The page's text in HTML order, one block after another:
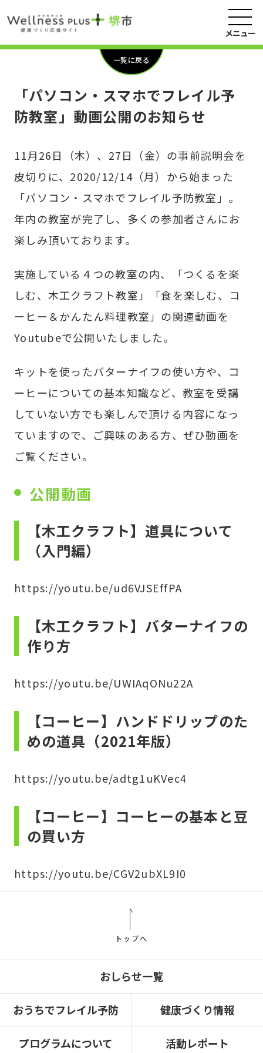
メニュー
一覧に戻る
「パソコン・スマホでフレイル予
防教室」動画公開のお知らせ
11月26日（木）、27日（金）の事前説明会を
皮切りに、2020/12/14（月）から始まった
「パソコン・スマホでフレイル予防教室」。
年内の教室が完了し、多くの参加者さんにお
楽しみ頂いております。
実施している４つの教室の内、「つくるを楽
しむ、木工クラフト教室」「食を楽しむ、コ
ーヒー＆かんたん料理教室」の関連動画を
Youtubeで公開いたしました。
キットを使ったバターナイフの使い方や、コ
ーヒーについての基本知識など、教室を受講
していない方でも楽しんで頂ける内容になっ
ていますので、ご興味のある方、ぜひ動画を
ご覧ください。
公開動画
【木工クラフト】道具について
（入門編）
https://youtu.be/ud6VJSEffPA
【木工クラフト】バターナイフの
作り方
https://youtu.be/UWIAqONu22A
【コーヒー】ハンドドリップのた
めの道具（2021年版）
https://youtu.be/adtg1uKVec4
【コーヒー】コーヒーの基本と豆
の買い方
https://youtu.be/CGV2ubXL9I0
トップへ
おしらせ一覧
おうちでフレイル予防 健康づくり情報
プログラムについて 活動レポート